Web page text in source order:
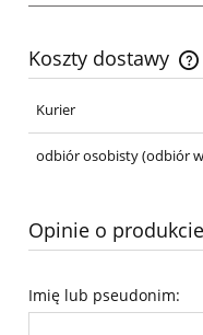
Koszty dostawy
Cena nie zawiera
Kurier
odbiór osobisty(odbiór
Opinie o
Imię lub pseudonim: